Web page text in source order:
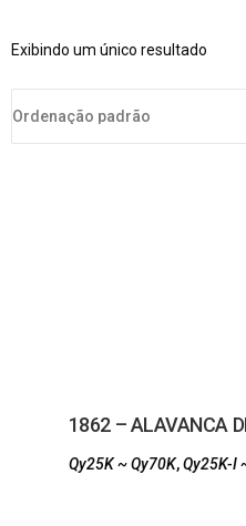
Exibindo um único resultado
1862 – ALAVANCA
Qy25K ~ Qy70K,Qy25K-I